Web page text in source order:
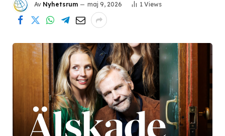
Av Nyhetsrum maj 9, 2026 1 Views